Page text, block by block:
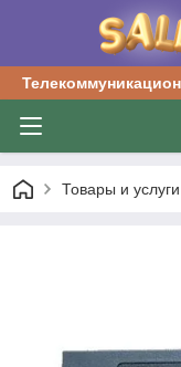
Товары и услуги